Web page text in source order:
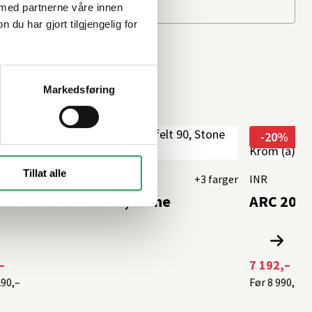
partnerne våre innen
du har gjort tilgjengelig for
Markedsføring
Tillat alle
20 Sidefastfelt 90, Stone
+3 farger
ARC 20
-20%
INR
7 192,–
Før8 990,–